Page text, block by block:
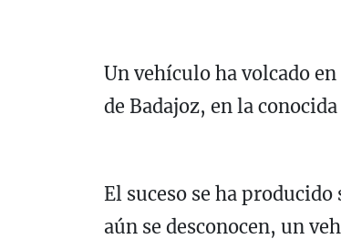
Un vehículo ha volcado
de Badajoz, en la
El suceso se ha
aún se desconocen, un